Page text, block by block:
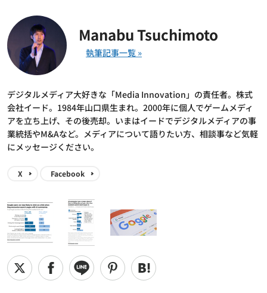
Manabu Tsuchimoto
デジタルメディア大好きな「Media Innovation」の責任者。株式
会社イード。1984年山口県生まれ。2000年に個人でゲームメディ
アを立ち上げ、その後売却。いまはイードでデジタルメディアの事
業統括やM&Aなど。メディアについて語りたい方、相談事など気軽
にメッセージください。
X Facebook